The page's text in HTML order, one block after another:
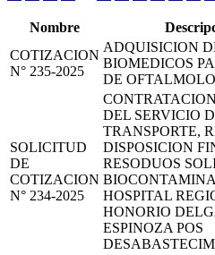
Nombre
COTIZACION
N° 235-2025
ADQUISICION
BIOMEDICOS
DE
SOLICITUD
DE
COTIZACION
N° 234-2025
DEL SERVICIO
TRANSPORTE,
DISPOSICION
RESODUOS
HOSPITAL
HONORIO
ESPINOZA POS